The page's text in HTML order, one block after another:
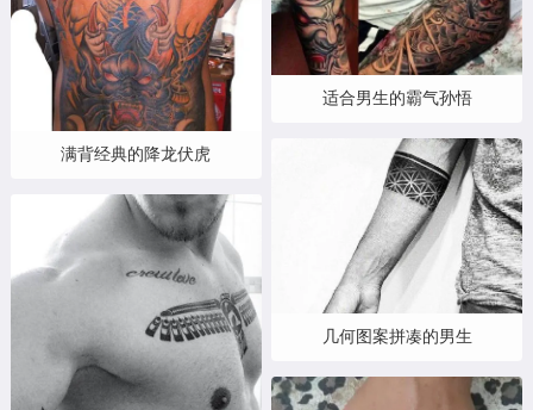
满背经典的降龙伏虎
适合男生的霸气孙悟
几何图案拼凑的男生